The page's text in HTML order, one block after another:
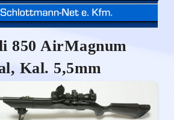
850 AirMagnum
Kal. 5,5mm